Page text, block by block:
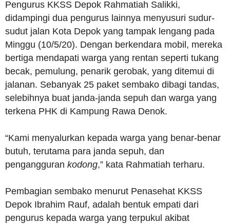
Pengurus KKSS Depok Rahmatiah Salikki,
didampingi dua pengurus lainnya menyusuri sudur-
sudut jalan Kota Depok yang tampak lengang pada
Minggu (10/5/20). Dengan berkendara mobil, mereka
bertiga mendapati warga yang rentan seperti tukang
becak, pemulung, penarik gerobak, yang ditemui di
jalanan. Sebanyak 25 paket sembako dibagi tandas,
selebihnya buat janda-janda sepuh dan warga yang
terkena PHK di Kampung Rawa Denok.
“Kami menyalurkan kepada warga yang benar-benar
butuh, terutama para janda sepuh, dan
pengangguran kodong,” kata Rahmatiah terharu.
Pembagian sembako menurut Penasehat KKSS
Depok Ibrahim Rauf, adalah bentuk empati dari
pengurus kepada warga yang terpukul akibat